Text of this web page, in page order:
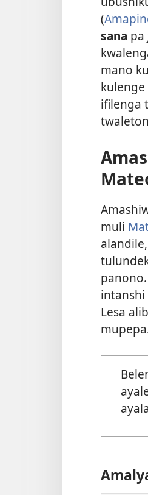
(
sana pa
mano
ifilenga
muli
intanshi
Lesa